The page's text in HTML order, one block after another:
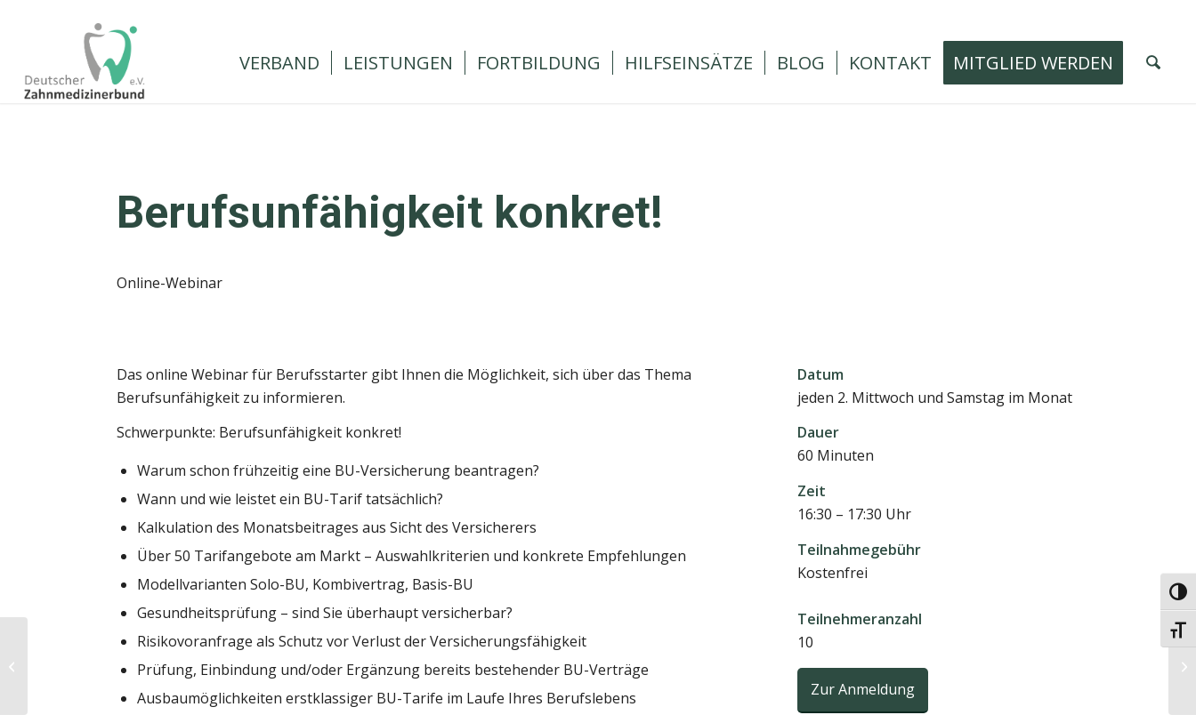
VERBAND LEISTUNGEN FORTBILDUNG HILFSEINSÄTZE BLOG KONTAKT MITGLIED WERDEN
Berufsunfähigkeit konkret!
Online-Webinar
Das online Webinar für Berufsstarter gibt Ihnen die Möglichkeit, sich über das Thema
Berufsunfähigkeit zu informieren.
Schwerpunkte: Berufsunfähigkeit konkret!
Warum schon frühzeitig eine BU-Versicherung beantragen?
Wann und wie leistet ein BU-Tarif tatsächlich?
Kalkulation des Monatsbeitrages aus Sicht des Versicherers
Über 50 Tarifangebote am Markt – Auswahlkriterien und konkrete Empfehlungen
Modellvarianten Solo-BU, Kombivertrag, Basis-BU
Gesundheitsprüfung – sind Sie überhaupt versicherbar?
Risikovoranfrage als Schutz vor Verlust der Versicherungsfähigkeit
Prüfung, Einbindung und/oder Ergänzung bereits bestehender BU-Verträge
Ausbaumöglichkeiten erstklassiger BU-Tarife im Laufe Ihres Berufslebens
Datum
jeden 2. Mittwoch und Samstag im Monat
Dauer
60 Minuten
Zeit
16:30 – 17:30 Uhr
Teilnahmegebühr
Kostenfrei
Teilnehmeranzahl
10
Zur Anmeldung
Berufsunfähigkeits­
Erkrankung – ein